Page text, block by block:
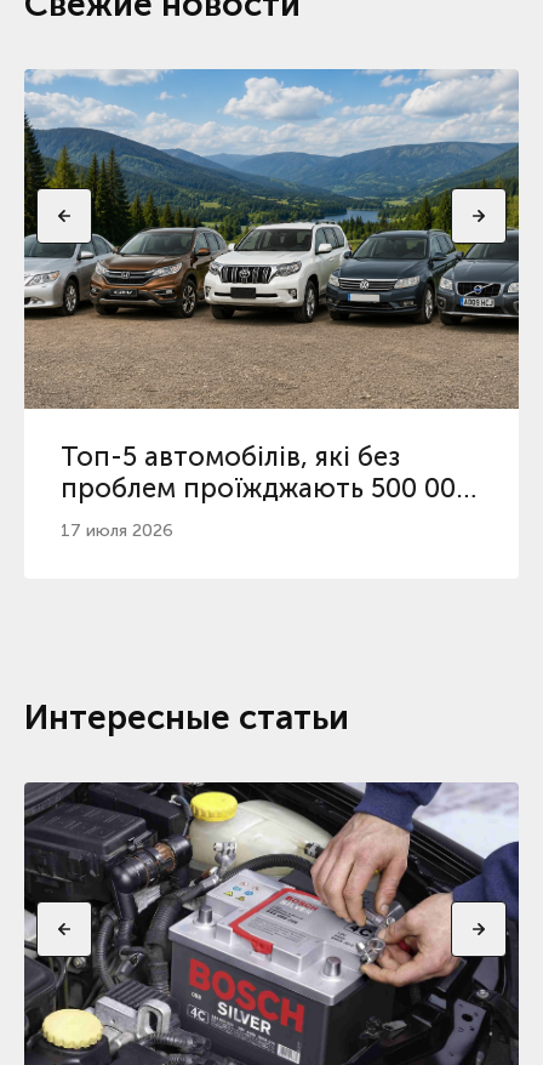
Топ-5 автомобілів, які без
проблем проїжджають 500 000
км в Україні
17 июля 2026
Интересные статьи